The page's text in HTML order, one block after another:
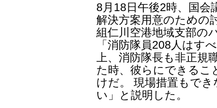
8月18日午後2時、国会
解決方案用意のための
組仁川空港地域支部の
「消防隊員208人はす
上、消防隊長も非正
た時、彼らにできるこ
けだ。 現場措置もで
い」と説明した。